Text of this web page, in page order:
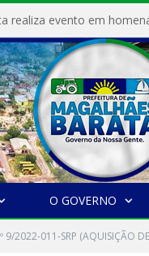
O GOVERNO
9/2022-011-SRP (AQUISIÇÃO